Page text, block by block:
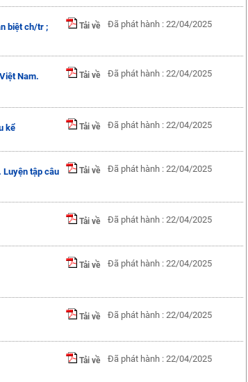
biệt ch/tr ;
Tải về Đã phát hành : 22/04/2025
Nam.
Tải về Đã phát hành : 22/04/2025
kể Tải về Đã phát hành : 22/04/2025
tập câu
Tải về Đã phát hành : 22/04/2025
Tải về Đã phát hành : 22/04/2025
Tải về Đã phát hành : 22/04/2025
Tải về Đã phát hành : 22/04/2025
Tải về Đã phát hành : 22/04/2025